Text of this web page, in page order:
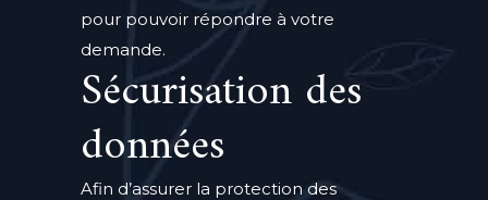
pour pouvoir répondre à votre
demande.
Sécurisation des
données
Afin d’assurer la protection des